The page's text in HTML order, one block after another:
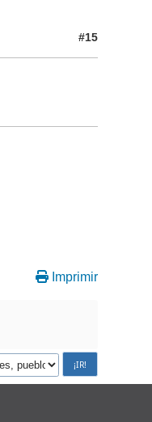
#15
Imprimir